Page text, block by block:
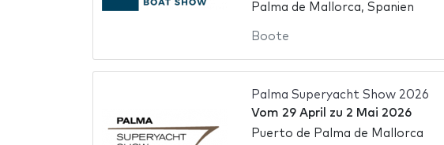
Palma de Mallorca, Spanien
Boote
Palma Superyacht Show 2026
Vom 29 April zu 2 Mai 2026
Puerto de Palma de Mallorca